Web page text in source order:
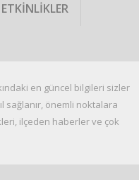
ETKINLIKLER
en güncel bilgileri sizler
sağlanır, önemli noktalara
ilçeden haberler ve çok